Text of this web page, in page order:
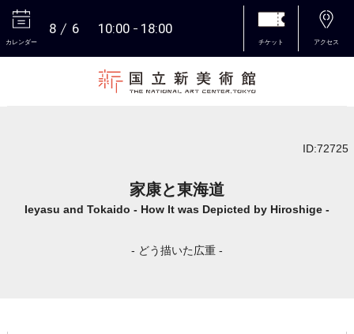
カレンダー
8 6 10:00 18:00
チケット アクセス
ID:72725
家康と東海道
Ieyasu and Tokaido - How It was Depicted by Hiroshige -
- どう描いた広重 -